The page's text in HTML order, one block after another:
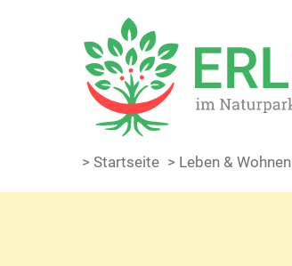
> Startseite > Leben & Wohnen